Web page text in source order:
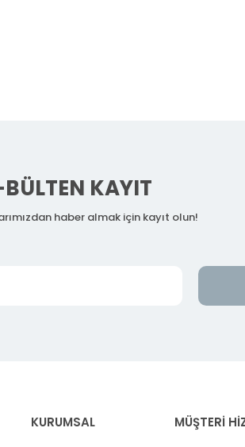
BÜLTEN KAYIT
haber almak için kayıt olun!
KURUMSAL MÜŞTERİ